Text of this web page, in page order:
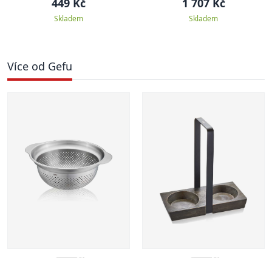
Skladem Skladem
Více od Gefu